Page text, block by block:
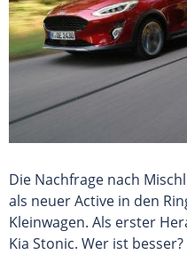
Die Nachfrage nach
als neuer Active in den
Kleinwagen. Als erster
Kia Stonic. Wer ist besser?